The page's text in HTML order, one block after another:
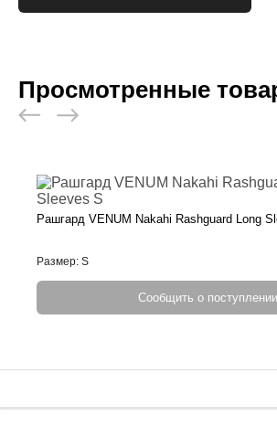
Просмотренные
Рашгард VENUM Nakahi Rashguard Long
Размер: S
Сообщить о поступлении